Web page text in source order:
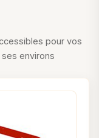
pour vos
environs